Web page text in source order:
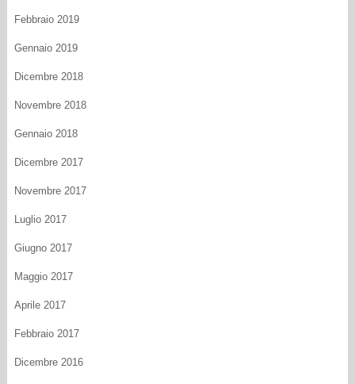
Febbraio 2019
Gennaio 2019
Dicembre 2018
Novembre 2018
Gennaio 2018
Dicembre 2017
Novembre 2017
Luglio 2017
Giugno 2017
Maggio 2017
Aprile 2017
Febbraio 2017
Dicembre 2016